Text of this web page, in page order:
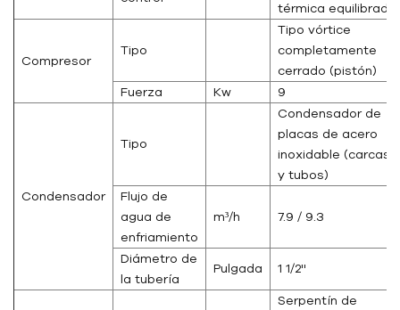
térmica equilibrada
Compresor
Tipo
Tipo vórtice
completamente
cerrado (pistón)
Fuerza
Kw 9
Condensador
Tipo
Condensador de
placas de acero
inoxidable (carcasa
y tubos)
Flujo de
agua de
enfriamiento
m³/h 7.9 / 9.3
Diámetro de
la tubería
Pulgada 1 1/2''
Serpentín de